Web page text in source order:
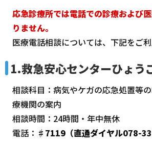
応急診療所では電話での診療および
りません。
医療電話相談については、下記をご利
1.救急安心センターひょ
相談科目：病気やケガの応急処置等
療機関の案内
相談時間：24時間・年中無休
電話： ♯7119（直通ダイヤル078-